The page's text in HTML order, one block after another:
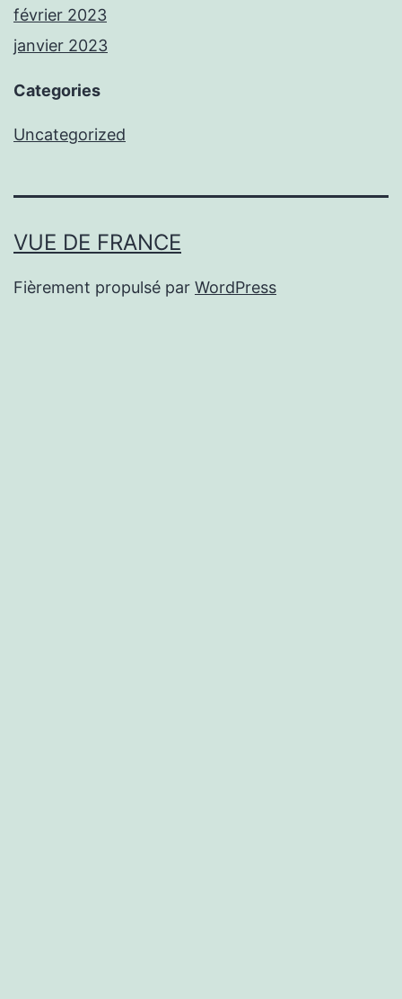
février 2023
janvier 2023
Categories
Uncategorized
VUE DE FRANCE
Fièrement propulsé par WordPress